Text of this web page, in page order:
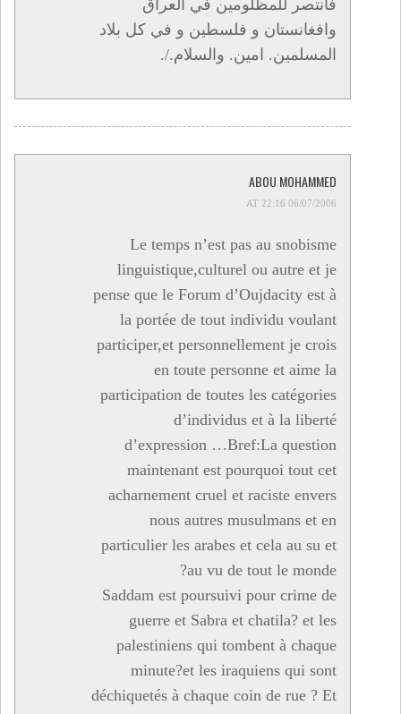
فانتصر للمظلومين في العراق
وافغانستان و فلسطين و في كل بلاد
المسلمين. امين. والسلام./.
ABOU MOHAMMED
06/07/2006 AT 22:16
Le temps n’est pas au snobisme
linguistique,culturel ou autre et je
pense que le Forum d’Oujdacity est à
la portée de tout individu voulant
participer,et personnellement je crois
en toute personne et aime la
participation de toutes les catégories
d’individus et à la liberté
d’expression …Bref:La question
maintenant est pourquoi tout cet
acharnement cruel et raciste envers
nous autres musulmans et en
particulier les arabes et cela au su et
au vu de tout le monde?
Saddam est poursuivi pour crime de
guerre et Sabra et chatila? et les
palestiniens qui tombent à chaque
minute?et les iraquiens qui sont
déchiquetés à chaque coin de rue ? Et